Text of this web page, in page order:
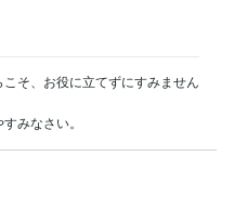
そ、お役に立てずにすみません
みなさい。